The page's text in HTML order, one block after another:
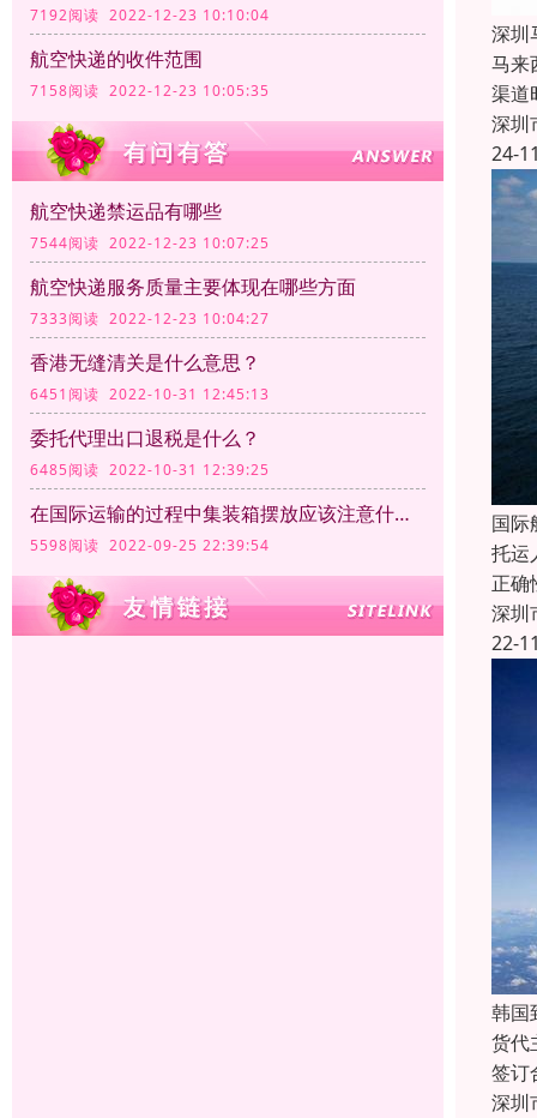
7192阅读 2022-12-23 10:10:04
航空快递的收件范围
7158阅读 2022-12-23 10:05:35
航空快递禁运品有哪些
7544阅读 2022-12-23 10:07:25
航空快递服务质量主要体现在哪些方面
7333阅读 2022-12-23 10:04:27
香港无缝清关是什么意思？
6451阅读 2022-10-31 12:45:13
委托代理出口退税是什么？
6485阅读 2022-10-31 12:39:25
在国际运输的过程中集装箱摆放应该注意什么？
5598阅读 2022-09-25 22:39:54
深圳
马来
渠道
深圳
24-
国际
托运
正确
深圳
22-
韩国
货代
签订
深圳